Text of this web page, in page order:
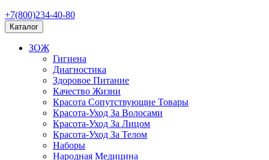
+7(800)234-40-80
Каталог
ЗОЖ
Гигиена
Диагностика
Здоровое Питание
Качество Жизни
Красота Сопутствующие Товары
Красота-Уход За Волосами
Красота-Уход За Лицом
Красота-Уход За Телом
Наборы
Народная Медицина